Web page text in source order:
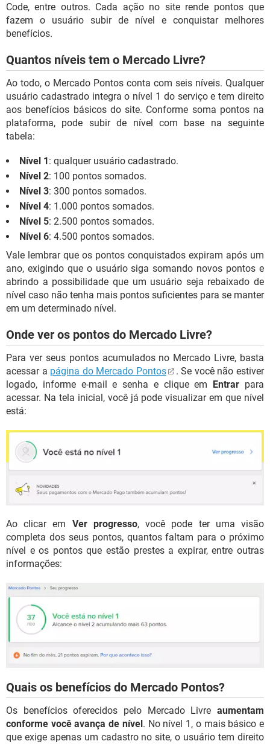
Code, entre outros. Cada ação no site rende pontos que
fazem o usuário subir de nível e conquistar melhores
benefícios.
Quantos níveis tem o Mercado Livre?
Ao todo, o Mercado Pontos conta com seis níveis. Qualquer
usuário cadastrado integra o nível 1 do serviço e tem direito
aos benefícios básicos do site. Conforme soma pontos na
plataforma, pode subir de nível com base na seguinte
tabela:
Nível 1: qualquer usuário cadastrado.
Nível 2: 100 pontos somados.
Nível 3: 300 pontos somados.
Nível 4: 1.000 pontos somados.
Nível 5: 2.500 pontos somados.
Nível 6: 4.500 pontos somados.
Vale lembrar que os pontos conquistados expiram após um
ano, exigindo que o usuário siga somando novos pontos e
abrindo a possibilidade que um usuário seja rebaixado de
nível caso não tenha mais pontos suficientes para se manter
em um determinado nível.
Onde ver os pontos do Mercado Livre?
Para ver seus pontos acumulados no Mercado Livre, basta
acessar a página do Mercado Pontos
. Se você não estiver
logado, informe e-mail e senha e clique em Entrar para
acessar. Na tela inicial, você já pode visualizar em que nível
está:
Ao clicar em Ver progresso, você pode ter uma visão
completa dos seus pontos, quantos faltam para o próximo
nível e os pontos que estão prestes a expirar, entre outras
informações:
Quais os benefícios do Mercado Pontos?
Os benefícios oferecidos pelo Mercado Livre aumentam
conforme você avança de nível . No nível 1, o mais básico e
que exige apenas um cadastro no site, o usuário tem direito